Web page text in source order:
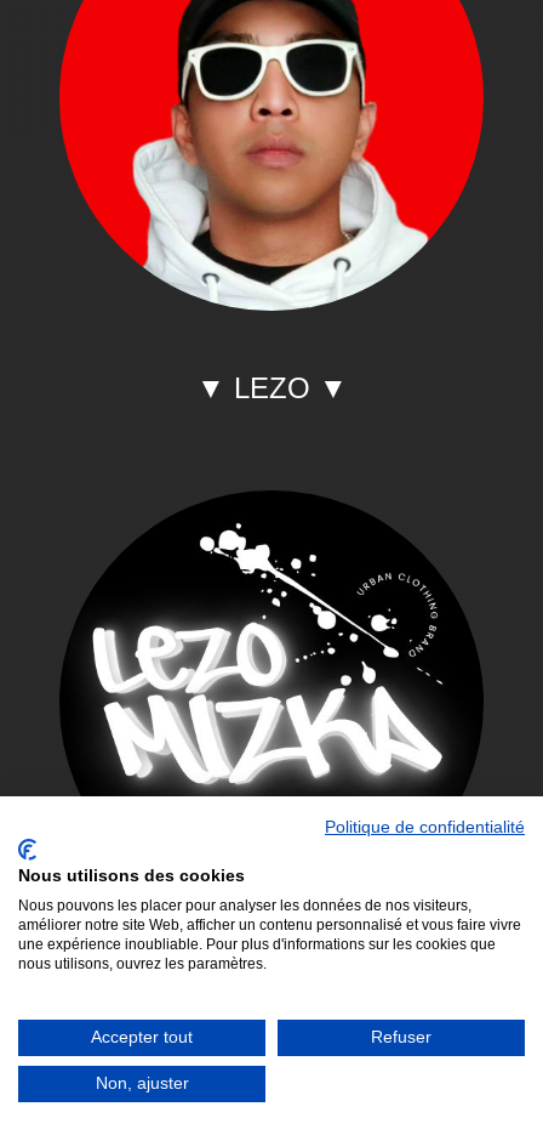
▼ LEZO ▼
Politique de confidentialité
Nous utilisons des cookies
Nous pouvons les placer pour analyser les données de nos visiteurs,
améliorer notre site Web, afficher un contenu personnalisé et vous faire vivre
une expérience inoubliable. Pour plus d'informations sur les cookies que
nous utilisons, ouvrez les paramètres.
Accepter tout Refuser
Non, ajuster